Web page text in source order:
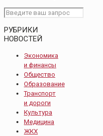
РУБРИКИ
НОВОСТЕЙ
Экономика
и финансы
Общество
Образование
Транспорт
и дороги
Культура
Медицина
ЖКХ